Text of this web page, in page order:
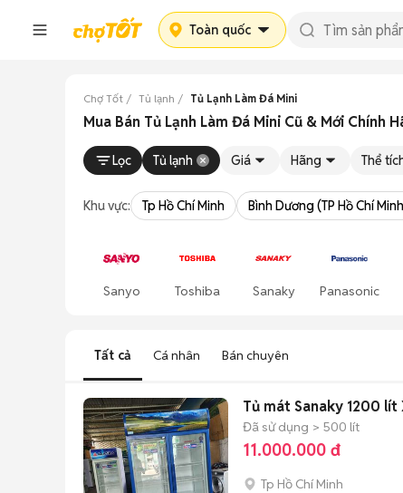
Toàn quốc
Chợ Tốt Tủ lạnh Tủ Lạnh Làm Đá Mini
Mua Bán Tủ Lạnh Làm Đá Mini Cũ & Mới Chính
Lọc Tủ lạnh Giá Hãng Thể
Khu vực: Tp Hồ Chí Minh Bình Dương (TP Hồ Chí
Sanyo Toshiba Sanaky Panasonic
Tất cả Cá nhân Bán chuyên
Tủ mát Sanaky 1200 lít
Đã sử dụng > 500 lít
11.000.000 đ
Tp Hồ Chí Minh